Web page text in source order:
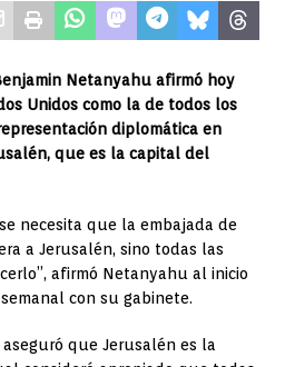
Netanyahu afirmó hoy
Unidos como la de todos los
diplomática en
que es la capital del
necesita que la embajada de
a Jerusalén, sino todas las
afirmó Netanyahu al inicio
con su gabinete.
que Jerusalén es la